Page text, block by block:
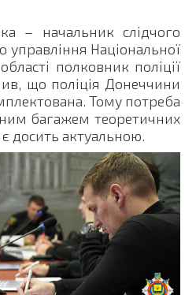
– начальник слідчого
управління Національної
полковник поліції
що поліція Донеччини
Тому потреба
багажем теоретичних
досить актуальною.